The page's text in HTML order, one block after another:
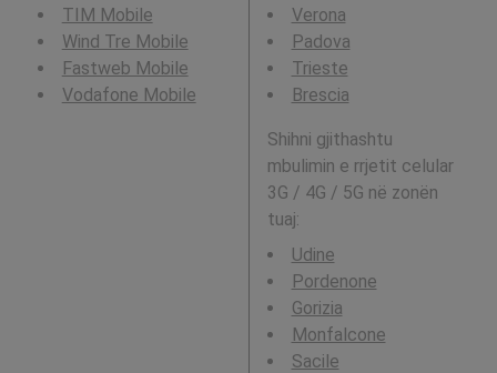
TIM Mobile
Wind Tre Mobile
Fastweb Mobile
Vodafone Mobile
Verona
Padova
Trieste
Brescia
Shihni gjithashtu
mbulimin e rrjetit celular
3G / 4G / 5G në zonën
tuaj:
Udine
Pordenone
Gorizia
Monfalcone
Sacile